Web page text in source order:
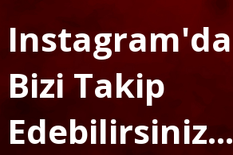
Instagram'da
Bizi Takip
Edebilirsiniz...